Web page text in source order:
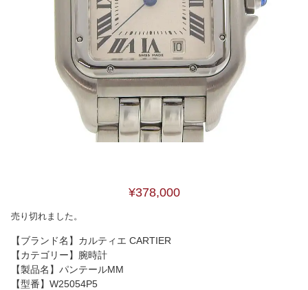
¥378,000
売り切れました。
【ブランド名】カルティエ CARTIER
【カテゴリー】腕時計
【製品名】パンテールMM
【型番】W25054P5